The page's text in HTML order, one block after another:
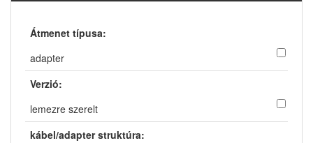
Átmenet típusa:
adapter
Verzió:
lemezre szerelt
kábel/adapter struktúra: